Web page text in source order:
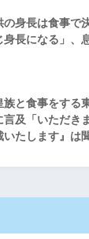
の身長は食事で
身長になる」、
族と食事をする
言及「いただき
いたします』は